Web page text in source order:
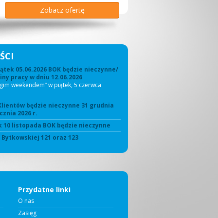
Zobacz ofertę
Zobacz ofertę
Zobacz ofertę
Zobacz ofertę
Zobacz ofertę
Zobacz ofertę
05.06.2026 BOK będzie nieczynne/
pracy w dniu 12.06.2026
weekendem” w piątek, 5 czerwca
będzie nieczynne 31 grudnia
2026 r.
10 listopada BOK będzie nieczynne
121 oraz 123
Przydatne linki
O nas
Zasięg